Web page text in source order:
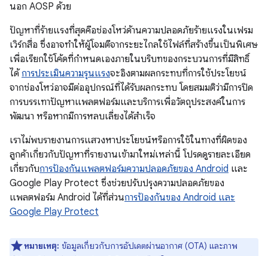
นอก AOSP ด้วย
ปัญหาที่ร้ายแรงที่สุดคือช่องโหว่ด้านความปลอดภัยร้ายแรงในเฟรม
เวิร์กสื่อ ซึ่งอาจทำให้ผู้โจมตีจากระยะไกลใช้ไฟล์ที่สร้างขึ้นเป็นพิเศษ
เพื่อเรียกใช้โค้ดที่กำหนดเองภายในบริบทของกระบวนการที่มีสิทธิ์
ได้การประเมินความรุนแรงจะอิงตามผลกระทบที่การใช้ประโยชน์
จากช่องโหว่อาจมีต่ออุปกรณ์ที่ได้รับผลกระทบ โดยสมมติว่ามีการปิด
การบรรเทาปัญหาแพลตฟอร์มและบริการเพื่อวัตถุประสงค์ในการ
พัฒนา หรือหากมีการหลบเลี่ยงได้สําเร็จ
เราไม่พบรายงานการแสวงหาประโยชน์หรือการใช้ในทางที่ผิดของ
ลูกค้าเกี่ยวกับปัญหาที่รายงานเข้ามาใหม่เหล่านี้ โปรดดูรายละเอียด
เกี่ยวกับการป้องกันแพลตฟอร์มความปลอดภัยของ Android และ
Google Play Protect ซึ่งช่วยปรับปรุงความปลอดภัยของ
แพลตฟอร์ม Android ได้ที่ส่วนการป้องกันของ Android และ
Google Play Protect
หมายเหตุ: ข้อมูลเกี่ยวกับการอัปเดตผ่านอากาศ (OTA) และภาพ